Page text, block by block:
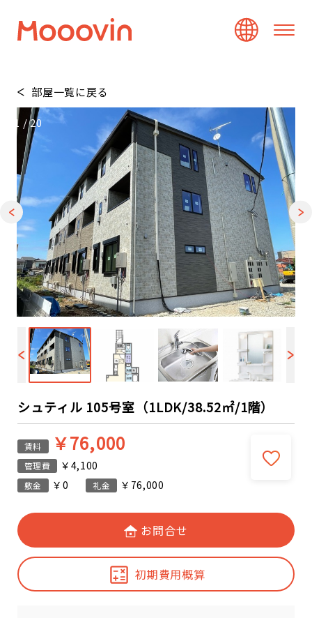
部屋一覧に戻る
1 /20
シュティル 105号室（1LDK/38.52㎡/1階）
賃料 ￥76,000
管理費 ￥4,100
敷金 ￥0 礼金 ￥76,000
お問合せ
初期費用概算